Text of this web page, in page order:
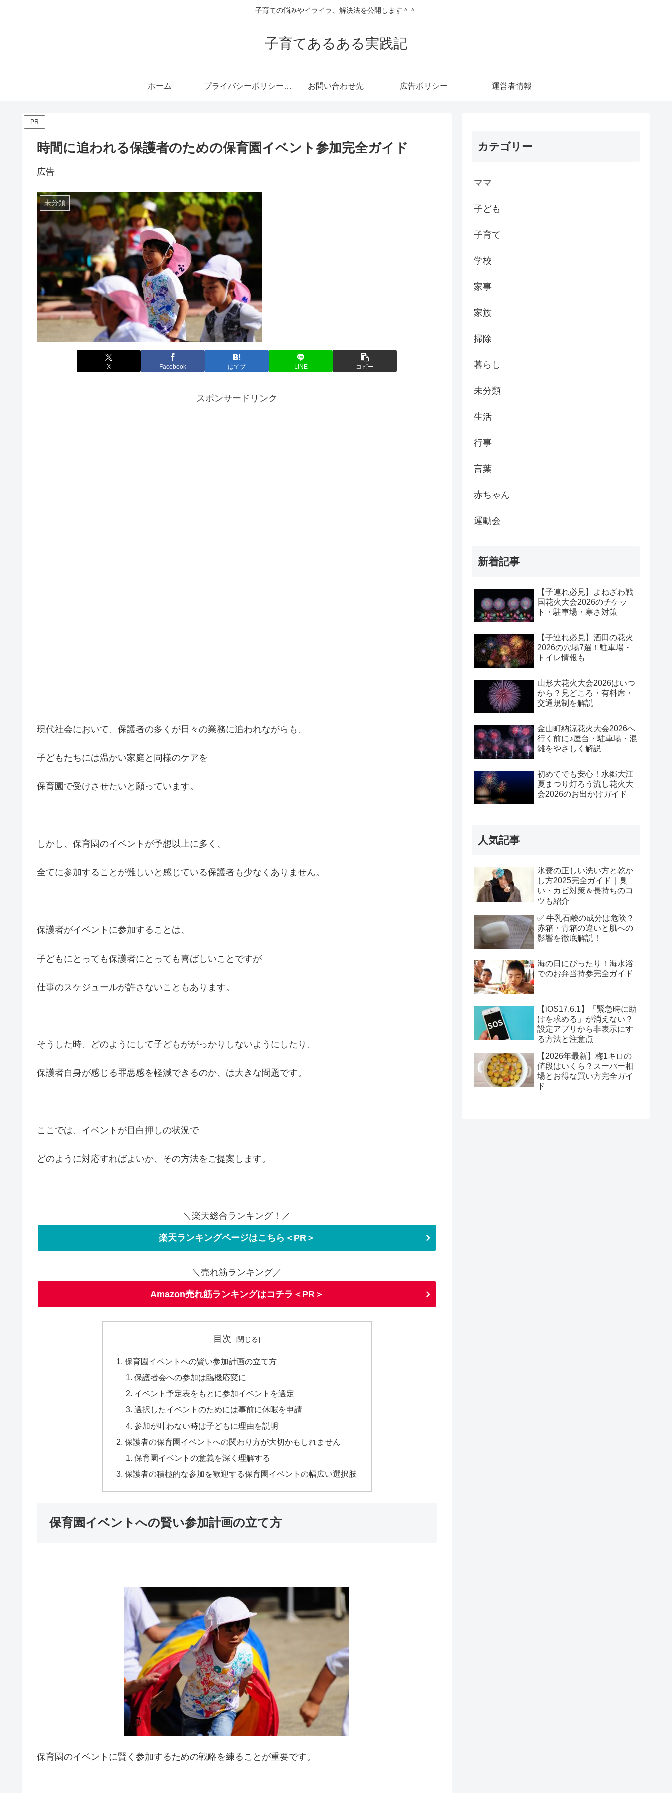
子育ての悩みやイライラ、解決法を公開します＾＾
子育てあるある実践記
ホーム プライバシーポリシー・免責事項 お問い合わせ先 広告ポリシー 運営者情報
PR
時間に追われる保護者のための保育園イベント参加完全ガイド
広告
未分類
X Facebook はてブ LINE コピー
スポンサードリンク
現代社会において、保護者の多くが日々の業務に追われながらも、
子どもたちには温かい家庭と同様のケアを
保育園で受けさせたいと願っています。
しかし、保育園のイベントが予想以上に多く、
全てに参加することが難しいと感じている保護者も少なくありません。
保護者がイベントに参加することは、
子どもにとっても保護者にとっても喜ばしいことですが
仕事のスケジュールが許さないこともあります。
そうした時、どのようにして子どもががっかりしないようにしたり、
保護者自身が感じる罪悪感を軽減できるのか、は大きな問題です。
ここでは、イベントが目白押しの状況で
どのように対応すればよいか、その方法をご提案します。
＼楽天総合ランキング！／
楽天ランキングページはこちら＜PR＞
＼売れ筋ランキング／
Amazon売れ筋ランキングはコチラ＜PR＞
目次
保育園イベントへの賢い参加計画の立て方
保護者会への参加は臨機応変に
イベント予定表をもとに参加イベントを選定
選択したイベントのためには事前に休暇を申請
参加が叶わない時は子どもに理由を説明
保護者の保育園イベントへの関わり方が大切かもしれません
保育園イベントの意義を深く理解する
保護者の積極的な参加を歓迎する保育園イベントの幅広い選択肢
保育園イベントへの賢い参加計画の立て方
保育園のイベントに賢く参加するための戦略を練ることが重要です。
カテゴリー
ママ
子ども
子育て
学校
家事
家族
掃除
暮らし
未分類
生活
行事
言葉
赤ちゃん
運動会
新着記事
【子連れ必見】よねざわ戦
国花火大会2026のチケッ
ト・駐車場・寒さ対策
【子連れ必見】酒田の花火
2026の穴場7選！駐車場・
トイレ情報も
山形大花火大会2026はいつ
から？見どころ・有料席・
交通規制を解説
金山町納涼花火大会2026へ
行く前に♪屋台・駐車場・混
雑をやさしく解説
初めてでも安心！水郷大江
夏まつり灯ろう流し花火大
会2026のお出かけガイド
人気記事
氷嚢の正しい洗い方と乾か
し方2025完全ガイド｜臭
い・カビ対策＆長持ちのコ
ツも紹介
✅ 牛乳石鹸の成分は危険？
赤箱・青箱の違いと肌への
影響を徹底解説！
海の日にぴったり！海水浴
でのお弁当持参完全ガイド
【iOS17.6.1】「緊急時に助
けを求める」が消えない？
設定アプリから非表示にす
る方法と注意点
【2026年最新】梅1キロの
値段はいくら？スーパー相
場とお得な買い方完全ガイ
ド